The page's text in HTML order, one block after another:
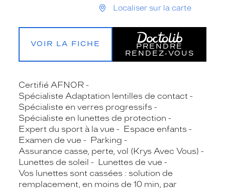
Localiser sur la carte
VOIR LA FICHE
PRENDRE
RENDEZ‑VOUS
Certifié AFNOR
Spécialiste Adaptation lentilles de contact
Spécialiste en verres progressifs
Spécialiste en lunettes de protection
Expert du sport à la vue
Espace enfants
Examen de vue
Parking
Assurance casse, perte, vol (Krys Avec Vous)
Lunettes de soleil
Lunettes de vue
Vos lunettes sont cassées : solution de
remplacement, en moins de 10 min, par